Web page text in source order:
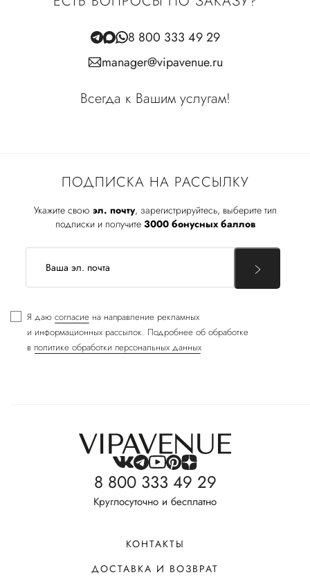
ПОДПИСКА НА РАССЫЛКУ
Укажите свою эл. почту, зарегистрируйтесь, выберите тип
подписки и получите 3000 бонусных баллов
Я даю согласие на направление рекламных
и информационных рассылок. Подробнее об обработке
в политике обработки персональных данных
8 800 333 49 29
manager@vipavenue.ru
Всегда к Вашим услугам!
8 800 333 49 29
Круглосуточно и бесплатно
КОНТАКТЫ
ДОСТАВКА И ВОЗВРАТ